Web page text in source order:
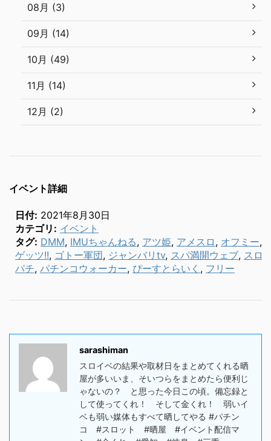
08月 (3)
09月 (14)
10月 (49)
11月 (14)
12月 (2)
イベント詳細
日付: 2021年8月30日
カテゴリ: イベント
タグ: DMM, IMUちゃんねる, アツ姫, アメスロ , オフミー,
ゲッツ!!, ゴトー軍団, ジャンバリtv, スパ満開ウェブ, スロ
パチ, パチンコウォーカー, ぴーすとらいく , フリー
sarashiman
スロイベの結果や取材日をまとめてくれる晒
屋が多いいま、そいつらをまとめたら便利じ
ゃないの？ と思った今日この頃。備忘録と
して使ってくれ！ そして金くれ！ 弱いイ
ベも弱い媒体もすべて晒してやる #パチン
コ #スロット #晒屋 #イベント配信マ